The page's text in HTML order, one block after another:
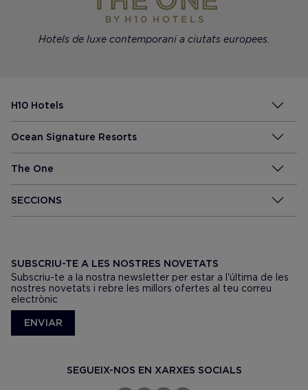
Hotels de luxe contemporani a ciutats europees.
H10 Hotels
Ocean Signature Resorts
The One
SECCIONS
SUBSCRIU-TE A LES NOSTRES NOVETATS
Subscriu-te a la nostra newsletter per estar a l'última de les
nostres novetats i rebre les millors ofertes al teu correu
electrònic
ENVIAR
SEGUEIX-NOS EN XARXES SOCIALS